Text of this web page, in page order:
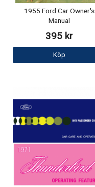
1955 Ford Car Owner's
Manual
395 kr
Köp